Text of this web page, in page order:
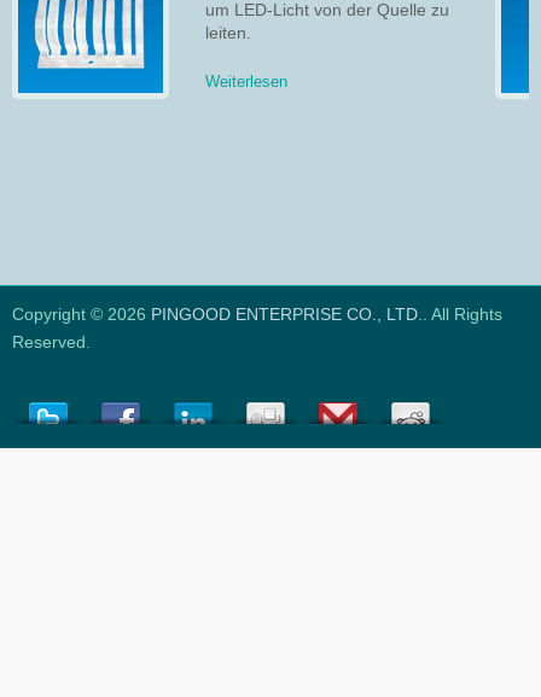
um LED-Licht von der Quelle zu
leiten.
Weiterlesen
Copyright © 2026 PINGOOD ENTERPRISE CO., LTD.. All Rights
Reserved.